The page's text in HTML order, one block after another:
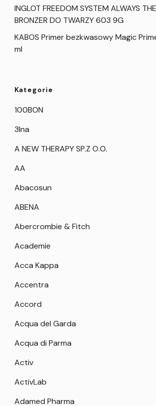
INGLOT FREEDOM SYSTEM ALWAYS
BRONZER DO TWARZY 603 9G
KABOS Primer bezkwasowy Magic
ml
Kategorie
100BON
3Ina
A NEW THERAPY SP.Z O.O.
AA
Abacosun
ABENA
Abercrombie & Fitch
Academie
Acca Kappa
Accentra
Accord
Acqua del Garda
Acqua di Parma
Activ
ActivLab
Adamed Pharma